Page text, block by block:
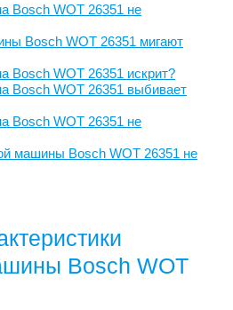
Bosch WOT 26351 не
Bosch WOT 26351 мигают
Bosch WOT 26351 искрит?
Bosch WOT 26351 выбивает
Bosch WOT 26351 не
машины Bosch WOT 26351 не
Bosch WOT